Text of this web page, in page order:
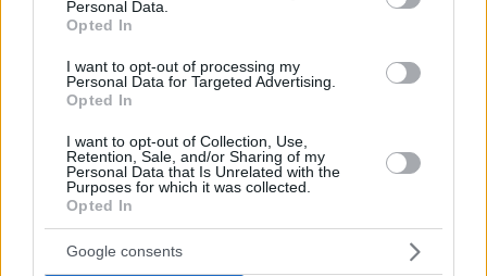
Personal Data.
Opted In
I want to opt-out of processing my
Personal Data for Targeted Advertising.
Opted In
I want to opt-out of Collection, Use,
Retention, Sale, and/or Sharing of my
Personal Data that Is Unrelated with the
Purposes for which it was collected.
Opted In
Google consents
δεν ανήκουν στην κατηγορία του ευάλωτου
οφειλέτη, με τη διαφορά ότι στην προκειμένη